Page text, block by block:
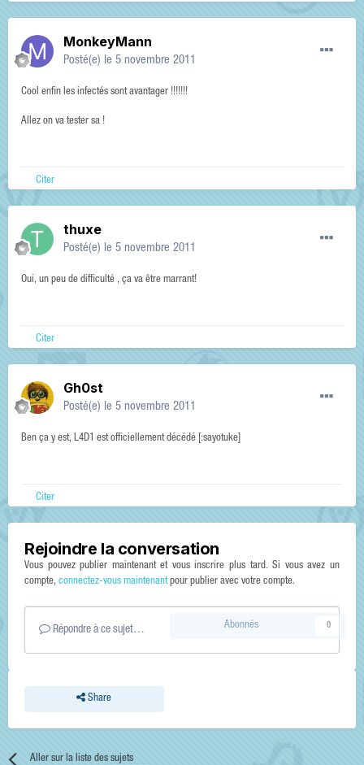
MonkeyMann
Posté(e) le 5 novembre 2011
Cool enfin les infectés sont avantager !!!!!!!
Allez on va tester sa !
Citer
thuxe
Posté(e) le 5 novembre 2011
Oui, un peu de difficulté , ça va être marrant!
Citer
Gh0st
Posté(e) le 5 novembre 2011
Ben ça y est, L4D1 est officiellement décédé [:sayotuke]
Citer
Rejoindre la conversation
Vous pouvez publier maintenant et vous inscrire plus tard. Si vous avez un
compte, connectez-vous maintenantpour publier avec votre compte.
Répondre à ce sujet…
Share
Abonnés 0
Aller sur la liste des sujets